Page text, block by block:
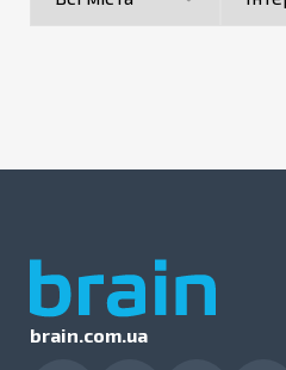
brain.com.ua